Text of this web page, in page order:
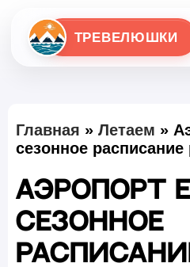
ТРЕВЕЛЮШКИ
Главная » Летаем »
сезонное расписание
Аэропорт
сезонное